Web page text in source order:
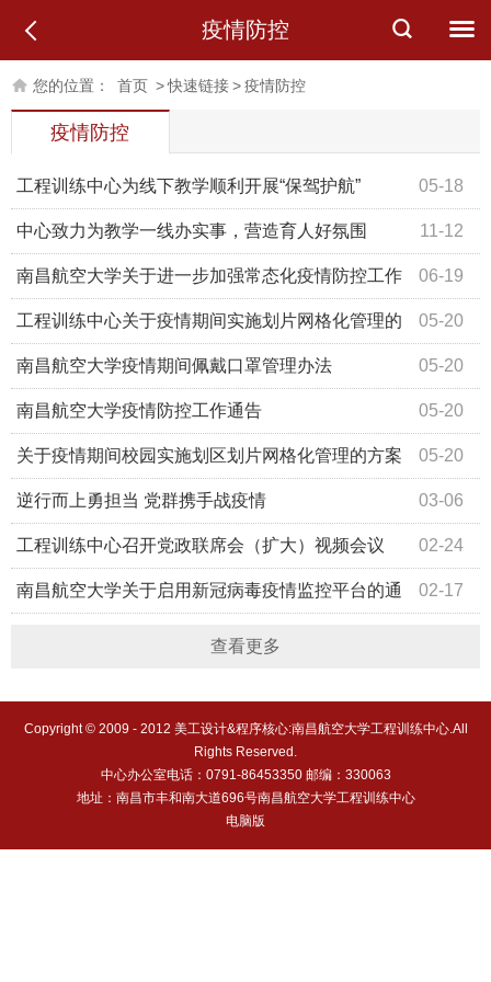
疫情防控
您的位置： 首页 >快速链接>疫情防控
疫情防控
05-18
工程训练中心为线下教学顺利开展“保驾护航”
11-12
中心致力为教学一线办实事，营造育人好氛围
06-19
南昌航空大学关于进一步加强常态化疫情防控工作
的通知 05-20
工程训练中心关于疫情期间实施划片网格化管理的
方案 05-20
南昌航空大学疫情期间佩戴口罩管理办法
05-20
南昌航空大学疫情防控工作通告
05-20
关于疫情期间校园实施划区划片网格化管理的方案
03-06
逆行而上勇担当 党群携手战疫情
02-24
工程训练中心召开党政联席会（扩大）视频会议
02-17
南昌航空大学关于启用新冠病毒疫情监控平台的通
查看更多
Copyright © 2009 - 2012 美工设计&程序核心:南昌航空大学工程训练中心.All
Rights Reserved.
中心办公室电话：0791-86453350 邮编：330063
地址：南昌市丰和南大道696号南昌航空大学工程训练中心
电脑版